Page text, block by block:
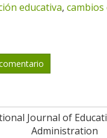
educativa, cambios
Journal of
Administration